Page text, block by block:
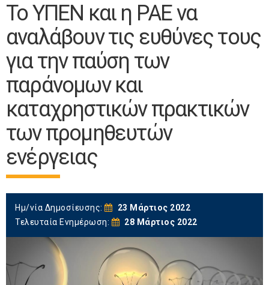
Το ΥΠΕΝ και η ΡΑΕ να
αναλάβουν τις ευθύνες τους
για την παύση των
παράνομων και
καταχρηστικών πρακτικών
των προμηθευτών
ενέργειας
Ημ/νία Δημοσίευσης:
23 Μάρτιος 2022
Τελευταία Ενημέρωση:
28 Μάρτιος 2022